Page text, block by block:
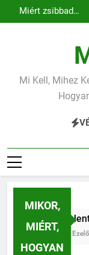
Ugrás
a
Mi Kell, Mihez
MIKOR,
MIÉRT,
HOGYAN
Mit jelent az
6 Nap Ezelőtt